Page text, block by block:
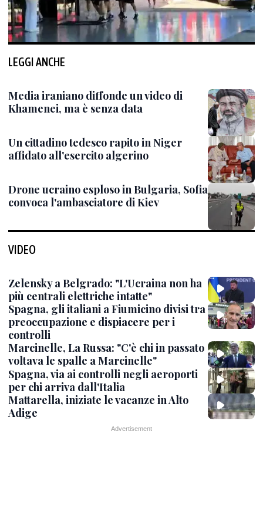
LEGGI ANCHE
Media iraniano diffonde un video di
Khamenei, ma è senza data
Un cittadino tedesco rapito in Niger
affidato all'esercito algerino
Drone ucraino esploso in Bulgaria, Sofia
convoca l'ambasciatore di Kiev
VIDEO
Zelensky a Belgrado: "L'Ucraina non ha
più centrali elettriche intatte"
Spagna, gli italiani a Fiumicino divisi tra
preoccupazione e dispiacere per i
controlli
Marcinelle, La Russa: "C'è chi in passato
voltava le spalle a Marcinelle"
Spagna, via ai controlli negli aeroporti
per chi arriva dall'Italia
Mattarella, iniziate le vacanze in Alto
Adige